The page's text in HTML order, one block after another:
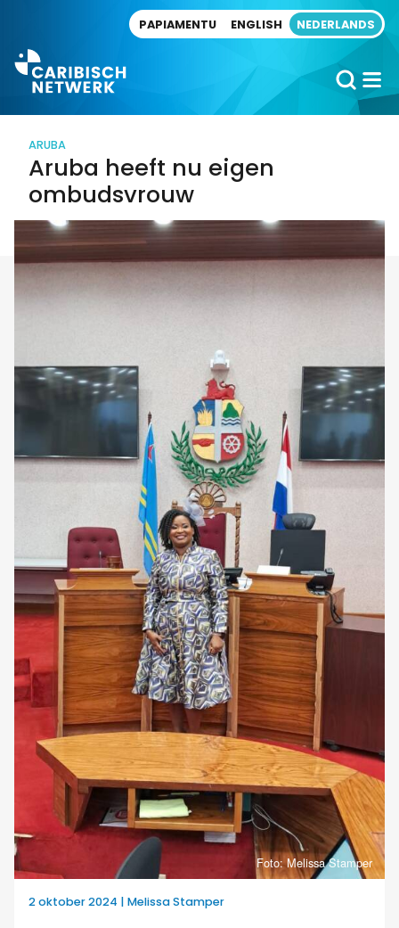
PAPIAMENTU ENGLISH NEDERLANDS
ARUBA
Aruba heeft nu eigen
ombudsvrouw
Foto: Melissa Stamper
2 oktober 2024 | Melissa Stamper